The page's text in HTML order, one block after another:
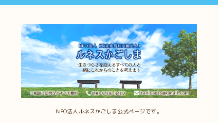
NPO法人ルネスかごしま公式ページです。